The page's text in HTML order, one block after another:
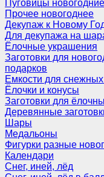
Пуговицы новогодние
Прочее новогоднее
Декупаж к Новому
Для декупажа на
Ёлочные украшения
Заготовки для
подарков
Емкости для
Ёлочки и конусы
Заготовки для
Деревянные
Шары
Медальоны
Фигурки разные
Календари
Снег, иней, лёд